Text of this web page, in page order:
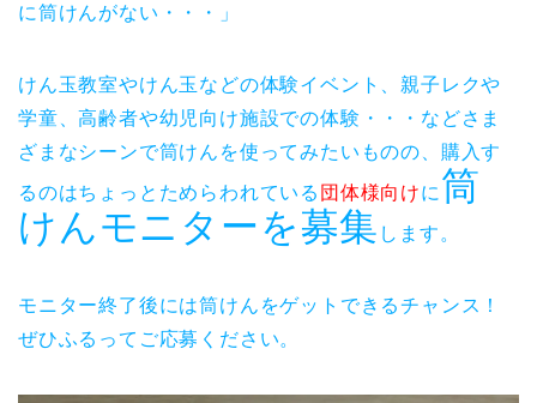
に筒けんがない・・・」
けん玉教室やけん玉などの体験イベント、親子レクや
学童、高齢者や幼児向け施設での体験・・・などさま
ざまなシーンで筒けんを使ってみたいものの、購入す
るのはちょっとためらわれている 団体様向けに 筒
けんモニターを募集 します。
モニター終了後には筒けんをゲットできるチャンス！
ぜひふるってご応募ください。